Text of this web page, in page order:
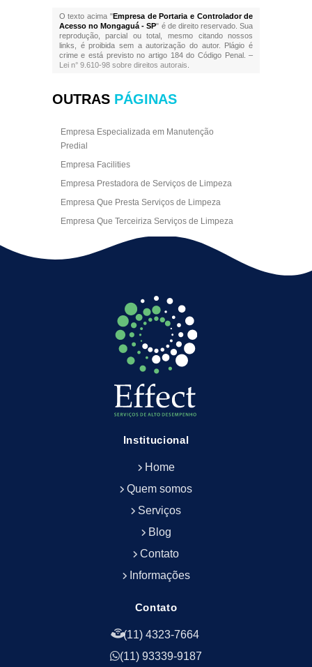
O texto acima "Empresa de Portaria e Controlador de
Acesso no Mongaguá - SP" é de direito reservado. Sua
reprodução, parcial ou total, mesmo citando nossos
links, é proibida sem a autorização do autor. Plágio é
crime e está previsto no artigo 184 do Código Penal. –
Lei n° 9.610-98 sobre direitos autorais
OUTRAS PÁGINAS
Empresa Especializada em Manutenção
Predial
Empresa Facilities
Empresa Prestadora de Serviços de Limpeza
Empresa Que Presta Serviços de Limpeza
Empresa Que Terceiriza Serviços de Limpeza
Empresa Terceirizada de Portaria
Empresa de Facilities
Empresa de Limpeza Empresarial
Empresa de Limpeza Predial
Empresa de Limpeza Predial Terceirizada
Empresa de Limpeza de Escritório
Empresa de Limpeza de Fachada
Empresa de Limpeza de Fachadas
Empresa de Limpeza e Conservação Predial
Empresa de Portaria e Controlador de Acesso
Empresa de Portaria e Limpeza
Empresa de Serviços Terceirizados
Empresa de Terceirização de Portaria
Empresa de Terceirização de Serviços de
Empresa de Terceirização de Serviços de
Empresa de Zeladoria e Portaria
Empresas Terceirizadas Recepção
Institucional
Home
Quem somos
Serviços
Blog
Contato
Informações
Contato
(11) 4323-7664
(11) 93339-9187